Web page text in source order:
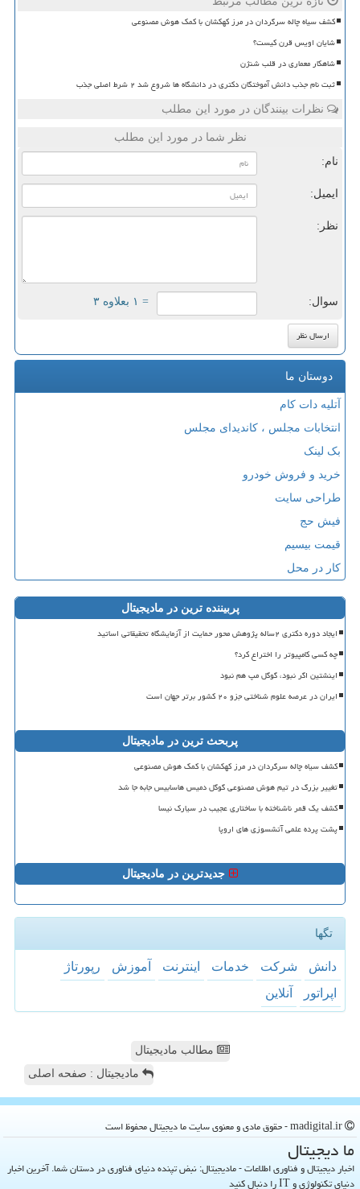
کشف سیاه چاله سرگردان در مرز کهکشان با کمک هوش مصنوعی
شایان اویس قرن کیست؟
شاهکار معماری در قلب شنژن
ثبت نام جذب دانش آموختگان دکتری در دانشگاه ها شروع شد ۲ شرط اصلی جذب
نظرات بینندگان در مورد این مطلب
نظر شما در مورد این مطلب
نام:
ایمیل:
نظر:
سوال: = ۱ بعلاوه ۳
دوستان ما
آتلیه دات کام
انتخابات مجلس ، کاندیدای مجلس
بک لینک
خرید و فروش خودرو
طراحی سایت
فیش حج
قیمت بیسیم
کار در محل
پربیننده ترین در مادیجیتال
ایجاد دوره دکتری ۲ساله پژوهش محور حمایت از آزمایشگاه تحقیقاتی اساتید
چه کسی کامپیوتر را اختراع کرد؟
اینشتین اگر نبود، گوگل مپ هم نبود
ایران در عرصه علوم شناختی جزو ۲۰ کشور برتر جهان است
پربحث ترین در مادیجیتال
کشف سیاه چاله سرگردان در مرز کهکشان با کمک هوش مصنوعی
تغییر بزرگ در تیم هوش مصنوعی گوگل دمیس هاسابیس جابه جا شد
کشف یک قمر ناشناخته با ساختاری عجیب در سیارک نیسا
پشت پرده علمی آتشسوزی های اروپا
جدیدترین در مادیجیتال
تگها
دانش شركت خدمات اینترنت آموزش
رپورتاژ
اپراتور
آنلاین
مطالب مادیجیتال
مادیجیتال : صفحه اصلی
ما دیجیتال
اخبار دیجیتال و فناوری اطلاعات - مادیجیتال: نبض تپنده دنیای فناوری در دستان شما. آخرین اخبار
دنیای تکنولوژی و IT را دنبال کنید